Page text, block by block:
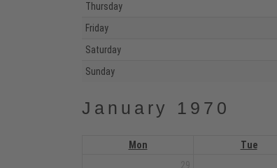
Thursday
Friday
Saturday
Sunday
January 1970
Mon Tue